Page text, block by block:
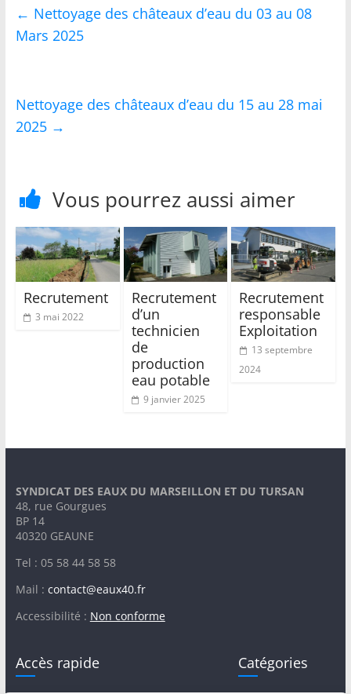
← Nettoyage des châteaux d’eau du 03 au 08
Mars 2025
Nettoyage des châteaux d’eau du 15 au 28 mai
2025 →
Vous pourrez aussi aimer
Recrutement
3 mai 2022
Recrutement
d’un
technicien
de
production
eau potable
9 janvier 2025
Recrutement
responsable
Exploitation
13 septembre
2024
SYNDICAT DES EAUX DU MARSEILLON ET DU TURSAN
48, rue Gourgues
BP 14
40320 GEAUNE
Tel : 05 58 44 58 58
Mail : contact@eaux40.fr
Accessibilité : Non conforme
Accès rapide Catégories